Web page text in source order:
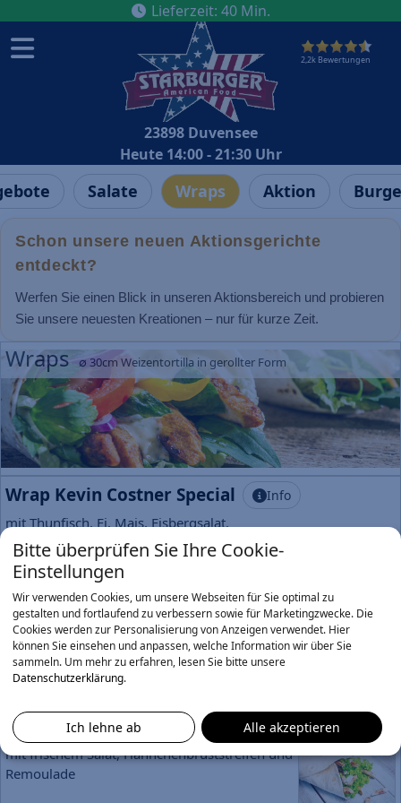
Lieferzeit: 40Min.
2,2k Bewertungen
23898 Duvensee
Heute 14:00 - 21:30 Uhr
Salate Wraps Aktion
Schon unsere neuen Aktionsgerichte
entdeckt?
Werfen Sie einen Blick in unseren Aktionsbereich und probieren
Sie unsere neuesten Kreationen – nur für kurze Zeit.
Wraps ∅ 30cm Weizentortilla in gerollter Form
Wrap Kevin Costner Special Info
mit Thunfisch, Ei, Mais, Eisbergsalat,
Mayonnaise und einem Hauch Honig-Senf-
Dressing
7,90 €
Wrap Barry White Info
mit Paprika, Mais, Tomaten, Gurken,
Eisbergsalat, Ruccola und Honig-Senf-Dressing
Wrap Skyline
mit frischem Salat, Hähnchenbruststreifen und
Remoulade
Bitte überprüfen Sie Ihre Cookie-
Einstellungen
Wir verwenden Cookies, um unsere Webseiten für Sie optimal zu
gestalten und fortlaufend zu verbessern sowie für Marketingzwecke. Die
Cookies werden zur Personalisierung von Anzeigen verwendet. Hier
können Sie einsehen und anpassen, welche Information wir über Sie
sammeln. Um mehr zu erfahren, lesen Sie bitte unsere
Datenschutzerklärung.
Ich lehne ab Alle akzeptieren